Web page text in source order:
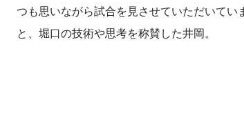
つも思いながら試合を見させていただいてい
と、堀口の技術や思考を称賛した井岡。